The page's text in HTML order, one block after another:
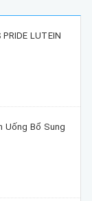
LUTEIN
Uống Bổ Sung